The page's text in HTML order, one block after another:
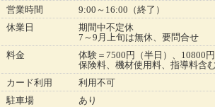
営業時間
9:00～16:00（終了）
休業日
期間中不定休
7～9月上旬は無休、要問合せ
料金
体験＝7500円（半日）、10800
保険料、機材使用料、指導料含む
カード利用
利用不可
駐車場
あり